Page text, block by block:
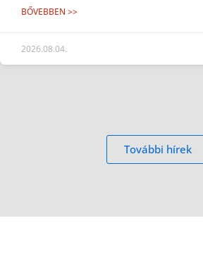
BŐVEBBEN >>
2026.08.04.
További hírek